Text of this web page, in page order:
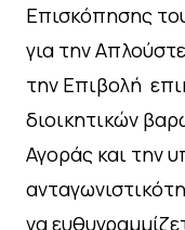
Επισκόπησης
για την
την Επιβολή
διοικητικών
Αγοράς και την
να